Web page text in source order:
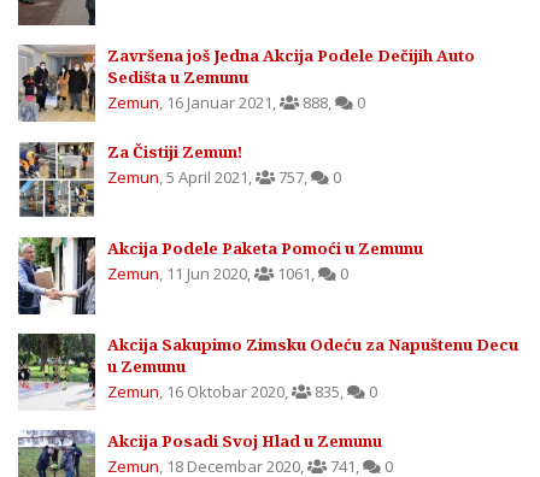
Završena još Jedna Akcija Podele Dečijih Auto
Sedišta u Zemunu
Zemun, 16 Januar 2021, 888, 0
Za Čistiji Zemun!
Zemun,5 April 2021, 757, 0
Akcija Podele Paketa Pomoći u Zemunu
Zemun, 11 Jun 2020, 1061, 0
Akcija Sakupimo Zimsku Odeću za Napuštenu Decu
u Zemunu
Zemun, 16 Oktobar 2020, 835, 0
Akcija Posadi Svoj Hlad u Zemunu
Zemun, 18 Decembar 2020, 741, 0